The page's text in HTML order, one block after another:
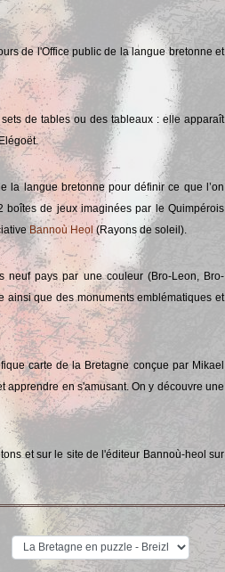
de l'Office public de la langue bretonne et
de tables ou des tableaux : elle apparaît
la langue bretonne pour définir ce que l’on
boîtes de jeux imaginées par le Quimpérois
Bannoù Heol(Rayons de soleil).
neuf pays par une couleur (Bro-Leon, Bro-
ainsi que des monuments emblématiques et
carte de la Bretagne conçue par Mikael
en s'amusant. On y découvre une
et sur le site de l'éditeur Bannoù-heol sur